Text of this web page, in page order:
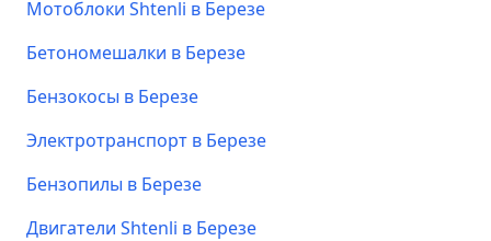
Мотоблоки Shtenli в Березе
Бетономешалки в Березе
Бензокосы в Березе
Электротранспорт в Березе
Бензопилы в Березе
Двигатели Shtenli в Березе